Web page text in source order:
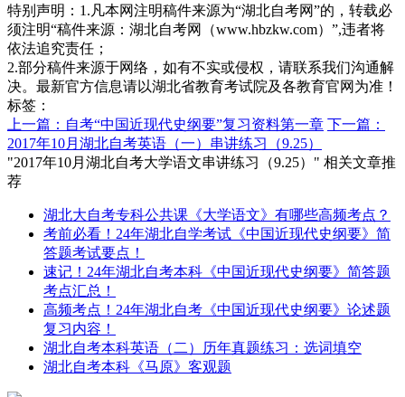
特别声明：1.凡本网注明稿件来源为“湖北自考网”的，转载必
须注明“稿件来源：湖北自考网（www.hbzkw.com）”,违者将
依法追究责任；
2.部分稿件来源于网络，如有不实或侵权，请联系我们沟通解
决。最新官方信息请以湖北省教育考试院及各教育官网为准！
标签：
上一篇：自考“中国近现代史纲要”复习资料第一章 下一篇：
2017年10月湖北自考英语（一）串讲练习（9.25）
"2017年10月湖北自考大学语文串讲练习（9.25）" 相关文章推
荐
湖北大自考专科公共课《大学语文》有哪些高频考点？
考前必看！24年湖北自学考试《中国近现代史纲要》简
答题考试要点！
速记！24年湖北自考本科《中国近现代史纲要》简答题
考点汇总！
高频考点！24年湖北自考《中国近现代史纲要》论述题
复习内容！
湖北自考本科英语（二）历年真题练习：选词填空
湖北自考本科《马原》客观题